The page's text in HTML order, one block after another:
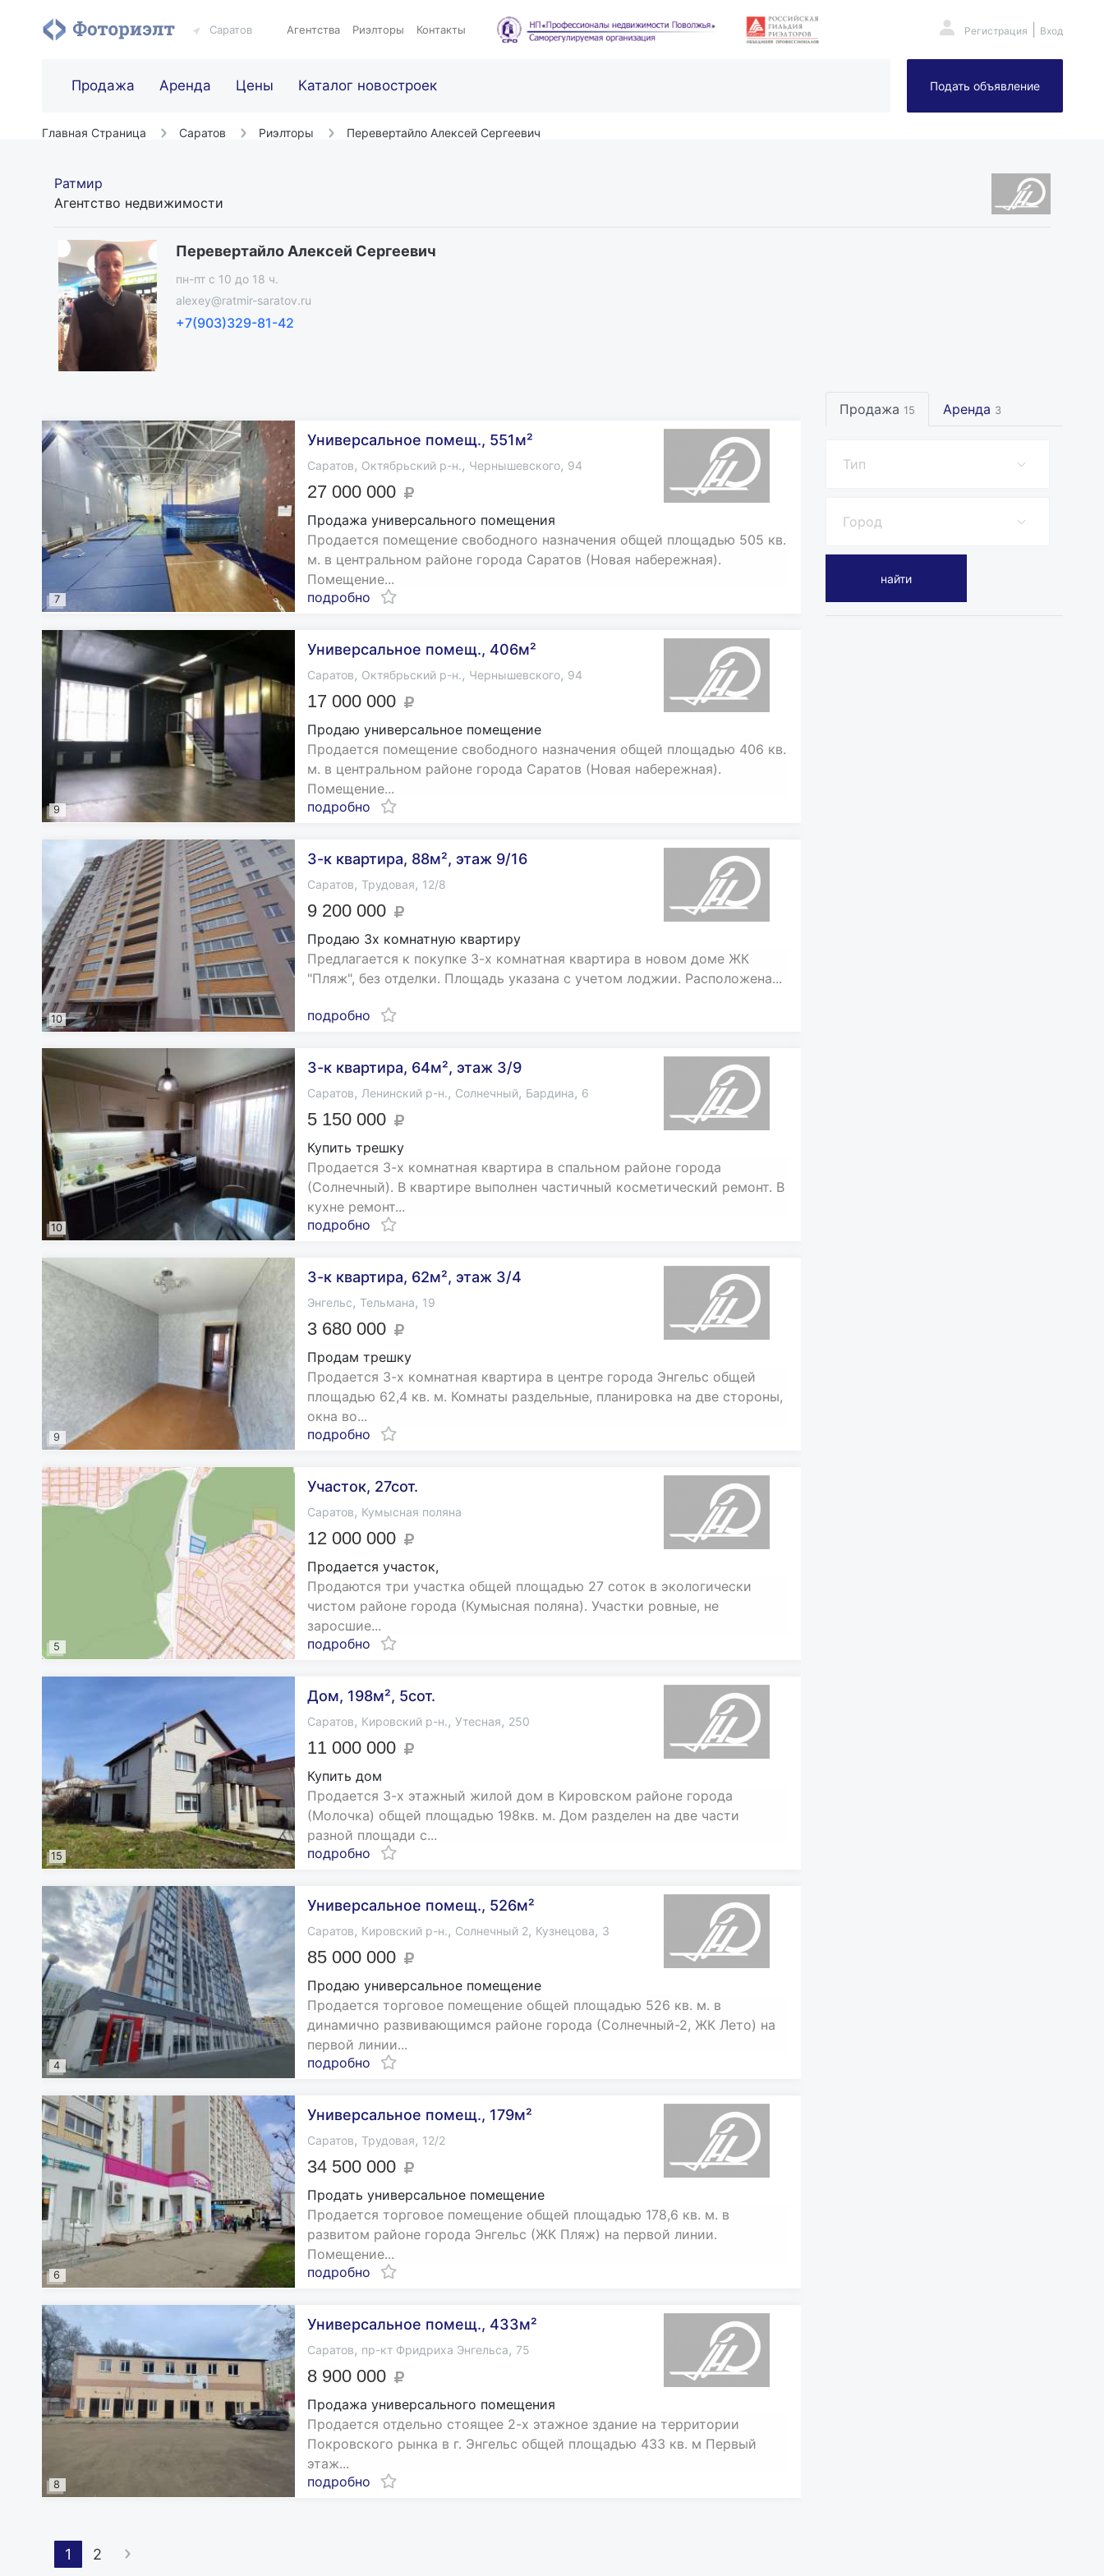
Саратов Агентства Риэлторы Контакты Регистрация Вход
Продажа Аренда Цены Каталог новостроек Подать объявление
Главная Страница Саратов Риэлторы Перевертайло Алексей Сергеевич
Ратмир
Агентство недвижимости
Перевертайло Алексей Сергеевич
пн-пт c 10 до 18 ч.
alexey@ratmir-saratov.ru
+7(903)329-81-42
7
Универсальное помещ., 551м²
Саратов, Октябрьский р-н., Чернышевского, 94
27 000 000
Продажа универсального помещения
Продается помещение свободного назначения общей площадью 505 кв.
м. в центральном районе города Саратов (Новая набережная).
Помещение...
подробно
9
Универсальное помещ., 406м²
Саратов, Октябрьский р-н., Чернышевского, 94
17 000 000
Продаю универсальное помещение
Продается помещение свободного назначения общей площадью 406 кв.
м. в центральном районе города Саратов (Новая набережная).
Помещение...
подробно
10
3-к квартира, 88м², этаж 9/16
Саратов, Трудовая, 12/8
9 200 000
Продаю 3х комнатную квартиру
Предлагается к покупке 3-х комнатная квартира в новом доме ЖК
"Пляж", без отделки. Площадь указана с учетом лоджии. Расположена...
подробно
10
3-к квартира, 64м², этаж 3/9
Саратов, Ленинский р-н., Солнечный, Бардина, 6
5 150 000
Купить трешку
Продается 3-х комнатная квартира в спальном районе города
(Солнечный). В квартире выполнен частичный косметический ремонт. В
кухне ремонт...
подробно
9
3-к квартира, 62м², этаж 3/4
Энгельс, Тельмана, 19
3 680 000
Продам трешку
Продается 3-х комнатная квартира в центре города Энгельс общей
площадью 62,4 кв. м. Комнаты раздельные, планировка на две стороны,
окна во...
подробно
5
Участок, 27сот.
Саратов, Кумысная поляна
12 000 000
Продается участок,
Продаются три участка общей площадью 27 соток в экологически
чистом районе города (Кумысная поляна). Участки ровные, не
заросшие...
подробно
15
Дом, 198м², 5сот.
Саратов, Кировский р-н., Утесная, 250
11 000 000
Купить дом
Продается 3-х этажный жилой дом в Кировском районе города
(Молочка) общей площадью 198кв. м. Дом разделен на две части
разной площади с...
подробно
4
Универсальное помещ., 526м²
Саратов, Кировский р-н., Солнечный 2, Кузнецова, 3
85 000 000
Продаю универсальное помещение
Продается торговое помещение общей площадью 526 кв. м. в
динамично развивающимся районе города (Солнечный-2, ЖК Лето) на
первой линии...
подробно
6
Универсальное помещ., 179м²
Саратов, Трудовая, 12/2
34 500 000
Продать универсальное помещение
Продается торговое помещение общей площадью 178,6 кв. м. в
развитом районе города Энгельс (ЖК Пляж) на первой линии.
Помещение...
подробно
8
Универсальное помещ., 433м²
Саратов, пр-кт Фридриха Энгельса, 75
8 900 000
Продажа универсального помещения
Продается отдельно стоящее 2-х этажное здание на территории
Покровского рынка в г. Энгельс общей площадью 433 кв. м Первый
этаж...
подробно
1 2
Продажа 15 Аренда 3